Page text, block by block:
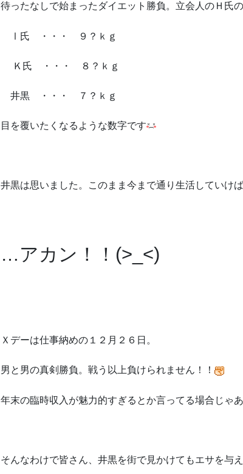
待ったなしで始まったダイエット勝負。立会人のＨ氏
Ⅰ氏 ・・・ ９？ｋｇ
Ｋ氏 ・・・ ８？ｋｇ
井黒 ・・・ ７？ｋｇ
目を覆いたくなるような数字です
井黒は思いました。このまま今まで通り生活していけ
…アカン！！(>_<)
Ｘデーは仕事納めの１２月２６日。
男と男の真剣勝負。戦う以上負けられません！！
年末の臨時収入が魅力的すぎるとか言ってる場合じゃ
そんなわけで皆さん、井黒を街で見かけてもエサを与